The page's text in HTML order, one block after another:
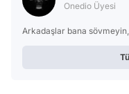
Onedio Üyesi
Arkadaşlar bana